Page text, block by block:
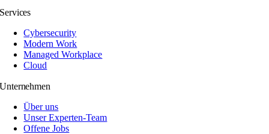
Services
Cybersecurity
Modern Work
Managed Workplace
Cloud
Unternehmen
Über uns
Unser Experten-Team
Offene Jobs